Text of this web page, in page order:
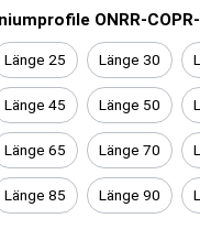
ONRR-
Länge 25 Länge 30
Länge 45 Länge 50
Länge 65 Länge 70
Länge 85 Länge 90